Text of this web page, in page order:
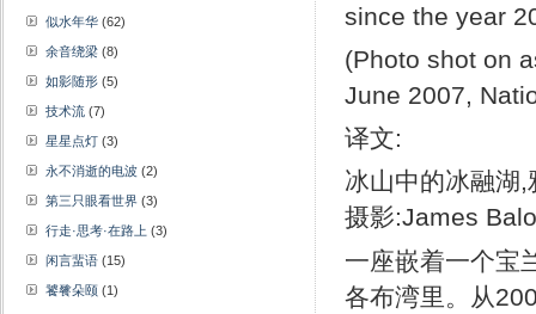
since the year
(Photo shot on
June 2007,
译文:
冰山中的冰融湖
摄影:James
一座嵌着一个宝
各布湾里。从
似水年华 (62)
余音绕梁 (8)
如影随形 (5)
技术流 (7)
星星点灯 (3)
永不消逝的电波 (2)
第三只眼看世界 (3)
行走·思考·在路上 (3)
闲言蜚语 (15)
饕餮朵颐 (1)